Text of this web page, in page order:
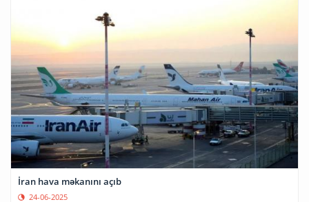
İran hava məkanını açıb
24-06-2025